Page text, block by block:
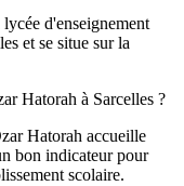
d'enseignement
et se situe sur la
Hatorah à Sarcelles ?
Hatorah accueille
bon indicateur pour
scolaire.